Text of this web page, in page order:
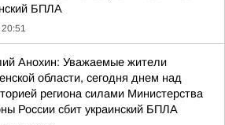
БПЛА
Анохин: Уважаемые жители
области, сегодня днем над
региона силами Министерства
России сбит украинский БПЛА